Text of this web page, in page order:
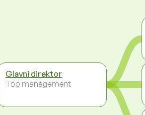
Glavni direktor
Top management